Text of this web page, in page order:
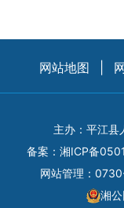
网站地图
主办：平江县
备案： 湘ICP备
网站管理：
湘